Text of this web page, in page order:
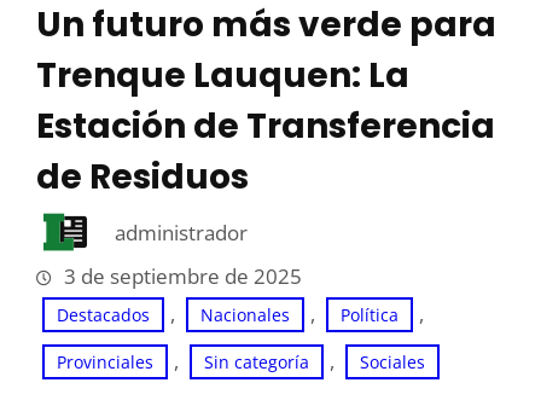
Un futuro más verde para
Trenque Lauquen: La
Estación de Transferencia
de Residuos
administrador
3 de septiembre de 2025
Destacados , Nacionales , Política ,
Provinciales , Sin categoría , Sociales